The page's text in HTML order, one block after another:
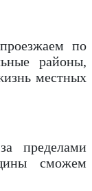
по
районы,
местных
пределами
сможем